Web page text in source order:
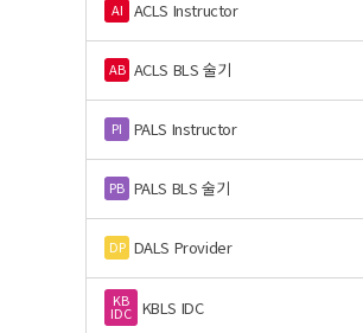
AI ACLS Instructor
AB ACLS BLS 술기
PI PALS Instructor
PB PALS BLS 술기
DP DALS Provider
KB
IDC KBLS IDC